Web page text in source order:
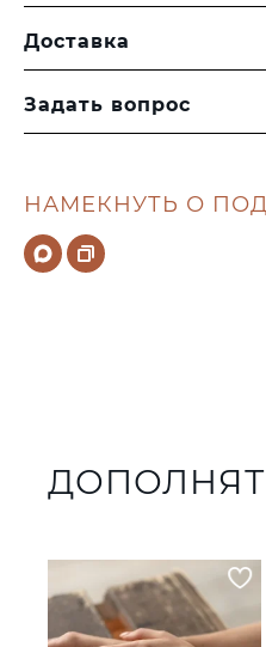
НАМЕКНУТЬ О
Доставка
Задать вопрос